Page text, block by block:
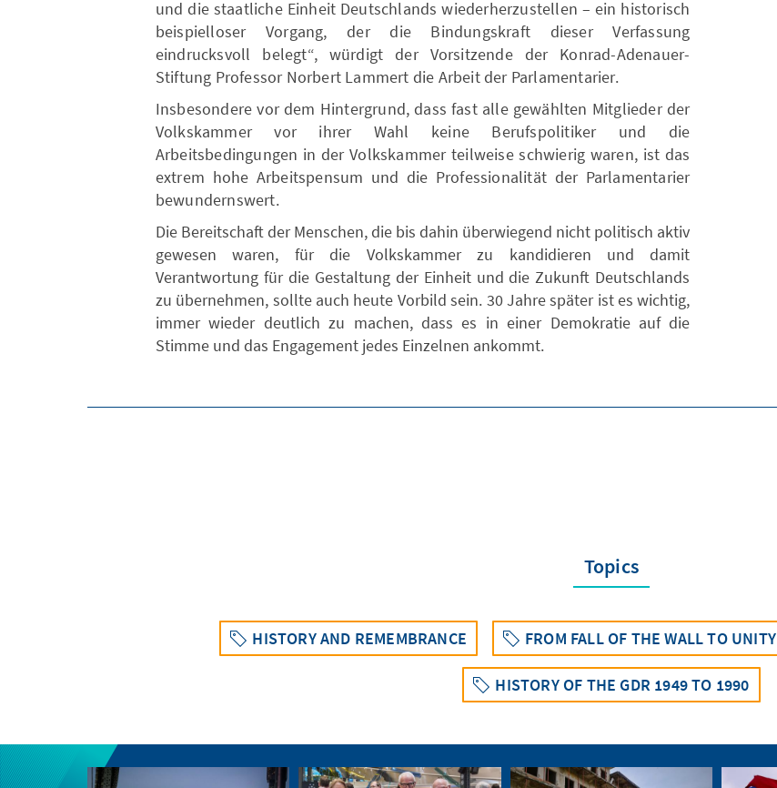
und die staatliche Einheit Deutschlands wiederherzustellen – ein historisch
beispielloser Vorgang, der die Bindungskraft dieser Verfassung
eindrucksvoll belegt“, würdigt der Vorsitzende der Konrad-Adenauer-
Stiftung Professor Norbert Lammert die Arbeit der Parlamentarier.
Insbesondere vor dem Hintergrund, dass fast alle gewählten Mitglieder der
Volkskammer vor ihrer Wahl keine Berufspolitiker und die
Arbeitsbedingungen in der Volkskammer teilweise schwierig waren, ist das
extrem hohe Arbeitspensum und die Professionalität der Parlamentarier
bewundernswert.
Die Bereitschaft der Menschen, die bis dahin überwiegend nicht politisch aktiv
gewesen waren, für die Volkskammer zu kandidieren und damit
Verantwortung für die Gestaltung der Einheit und die Zukunft Deutschlands
zu übernehmen, sollte auch heute Vorbild sein. 30 Jahre später ist es wichtig,
immer wieder deutlich zu machen, dass es in einer Demokratie auf die
Stimme und das Engagement jedes Einzelnen ankommt.
Topics
HISTORY AND REMEMBRANCE FROM FALL OF THE WALL TO UNITY
HISTORY OF THE GDR 1949 TO 1990